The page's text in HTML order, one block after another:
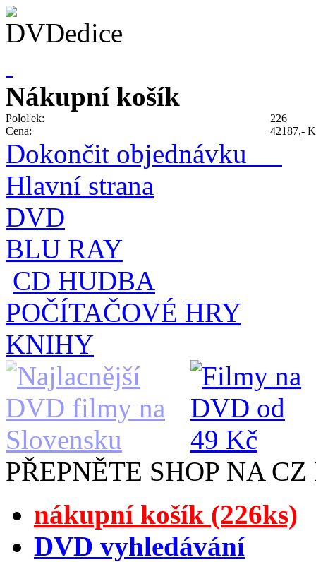
Nákupní košík
Poloľek:
226
Cena:
42187,-
Dokončit objednávku
Hlavní strana
DVD
BLU RAY
CD HUDBA
POČÍTAČOVÉ HRY
KNIHY
PŘEPNĚTE SHOP NA
nákupní košík (226ks)
DVD vyhledávání